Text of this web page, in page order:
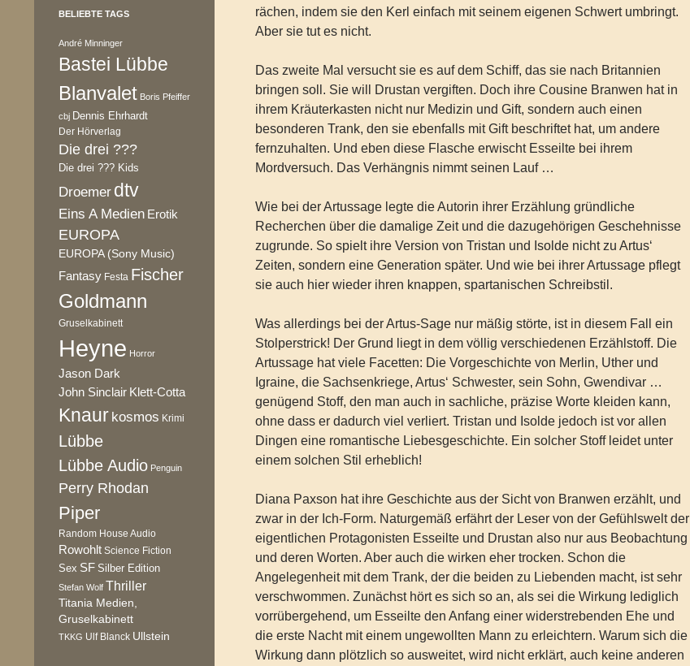
rächen, indem sie den Kerl einfach mit seinem eigenen Schwert umbringt.
Aber sie tut es nicht.
Das zweite Mal versucht sie es auf dem Schiff, das sie nach Britannien
bringen soll. Sie will Drustan vergiften. Doch ihre Cousine Branwen hat in
ihrem Kräuterkasten nicht nur Medizin und Gift, sondern auch einen
besonderen Trank, den sie ebenfalls mit Gift beschriftet hat, um andere
fernzuhalten. Und eben diese Flasche erwischt Esseilte bei ihrem
Mordversuch. Das Verhängnis nimmt seinen Lauf …
Wie bei der Artussage legte die Autorin ihrer Erzählung gründliche
Recherchen über die damalige Zeit und die dazugehörigen Geschehnisse
zugrunde. So spielt ihre Version von Tristan und Isolde nicht zu Artus‘
Zeiten, sondern eine Generation später. Und wie bei ihrer Artussage pflegt
sie auch hier wieder ihren knappen, spartanischen Schreibstil.
Was allerdings bei der Artus-Sage nur mäßig störte, ist in diesem Fall ein
Stolperstrick! Der Grund liegt in dem völlig verschiedenen Erzählstoff. Die
Artussage hat viele Facetten: Die Vorgeschichte von Merlin, Uther und
Igraine, die Sachsenkriege, Artus‘ Schwester, sein Sohn, Gwendivar …
genügend Stoff, den man auch in sachliche, präzise Worte kleiden kann,
ohne dass er dadurch viel verliert. Tristan und Isolde jedoch ist vor allen
Dingen eine romantische Liebesgeschichte. Ein solcher Stoff leidet unter
einem solchen Stil erheblich!
Diana Paxson hat ihre Geschichte aus der Sicht von Branwen erzählt, und
zwar in der Ich-Form. Naturgemäß erfährt der Leser von der Gefühlswelt der
eigentlichen Protagonisten Esseilte und Drustan also nur aus Beobachtung
und deren Worten. Aber auch die wirken eher trocken. Schon die
Angelegenheit mit dem Trank, der die beiden zu Liebenden macht, ist sehr
verschwommen. Zunächst hört es sich so an, als sei die Wirkung lediglich
vorrübergehend, um Esseilte den Anfang einer widerstrebenden Ehe und
die erste Nacht mit einem ungewollten Mann zu erleichtern. Warum sich die
Wirkung dann plötzlich so ausweitet, wird nicht erklärt, auch keine anderen
BELIEBTE TAGS
André Minninger
Bastei Lübbe
Blanvalet Boris Pfeiffer
cbj Dennis Ehrhardt
Der Hörverlag
Die drei ???
Die drei ??? Kids
Droemer dtv
Eins A Medien Erotik
EUROPA
EUROPA (Sony Music)
Fantasy Festa Fischer
Goldmann
Gruselkabinett
Heyne Horror
Jason Dark
John Sinclair Klett-Cotta
Knaur kosmos Krimi
Lübbe
Lübbe Audio Penguin
Perry Rhodan
Piper
Random House Audio
Rowohlt Science Fiction
Sex SF Silber Edition
Stefan Wolf Thriller
Titania Medien,
Gruselkabinett
TKKG Ulf Blanck Ullstein